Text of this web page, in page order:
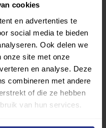
cookies
en advertenties te
social media te bieden
Ook delen we
onze site met onze
en analyse. Deze
combineren met andere
of die ze hebben
van hun services.